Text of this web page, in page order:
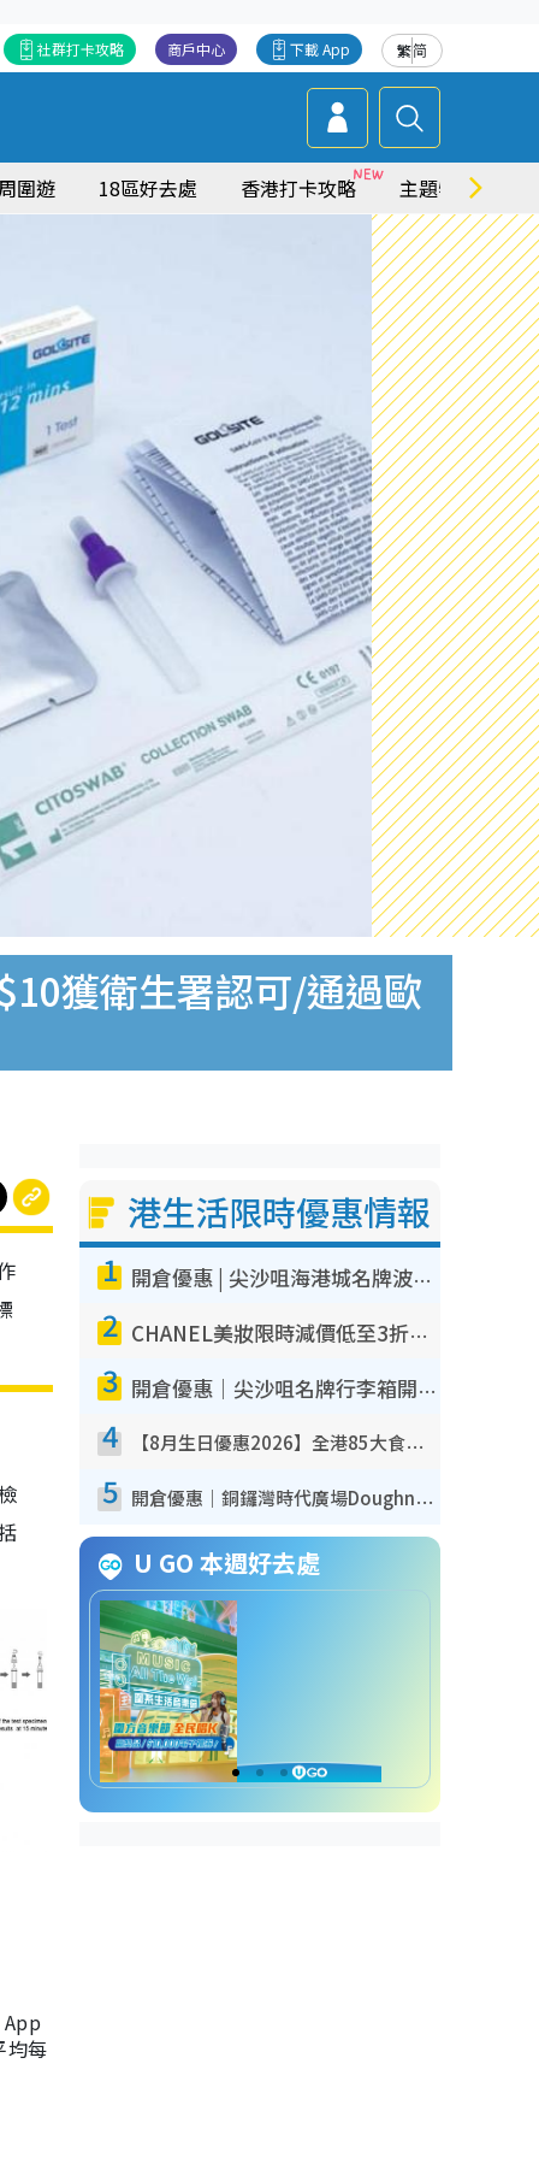
繁简
下載 App
商戶中心
社群打卡攻略
圍遊 18區好去處 香港打卡攻略 主題特集
獲衛生署認可/通過歐
均每
港生活限時優惠情報
1 開倉優惠 | 尖沙咀海港城名牌波鞋開倉低至1折！On鞋$899起／Joy&Peace鞋履$98起
2 CHANEL美妝限時減價低至3折！人氣粉底/唇膏/精華液低至$275！COCO香水都有平
3 開倉優惠｜尖沙咀名牌行李箱開倉低至4折！一連5日 American Tourister/ace./Hallmark $200起！
4 【8月生日優惠2026】全港85大食買玩著數攻略 自助餐/火鍋放題同行免費＋誠品/DONKI送現金券
5 開倉優惠｜銅鑼灣時代廣場Doughnut/Campo Marzio開倉低至1折！背囊、書包、手袋劈價$200起
U GO 本週好去處